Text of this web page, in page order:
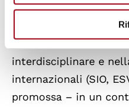
Padova sia tra le
investito nella
orientatori e
interdisciplinare e
internazionali (SIO,
promossa – in un